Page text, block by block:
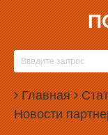
Главная
Новости
10.02.2017, 17:04
МОСКВЫ» С
Радиостанция
пять дней. Такое
адрес владельцев